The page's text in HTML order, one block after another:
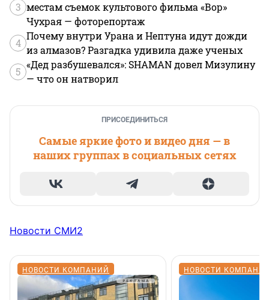
3 местам съемок культового фильма «Вор»
Чухрая — фоторепортаж
4
Почему внутри Урана и Нептуна идут дожди
из алмазов? Разгадка удивила даже ученых
5
«Дед разбушевался»: SHAMAN довел Мизулину
— что он натворил
ПРИСОЕДИНИТЬСЯ
Самые яркие фото и видео дня — в
наших группах в социальных сетях
Новости СМИ2
НОВОСТИ КОМПАНИЙ НОВОСТИ